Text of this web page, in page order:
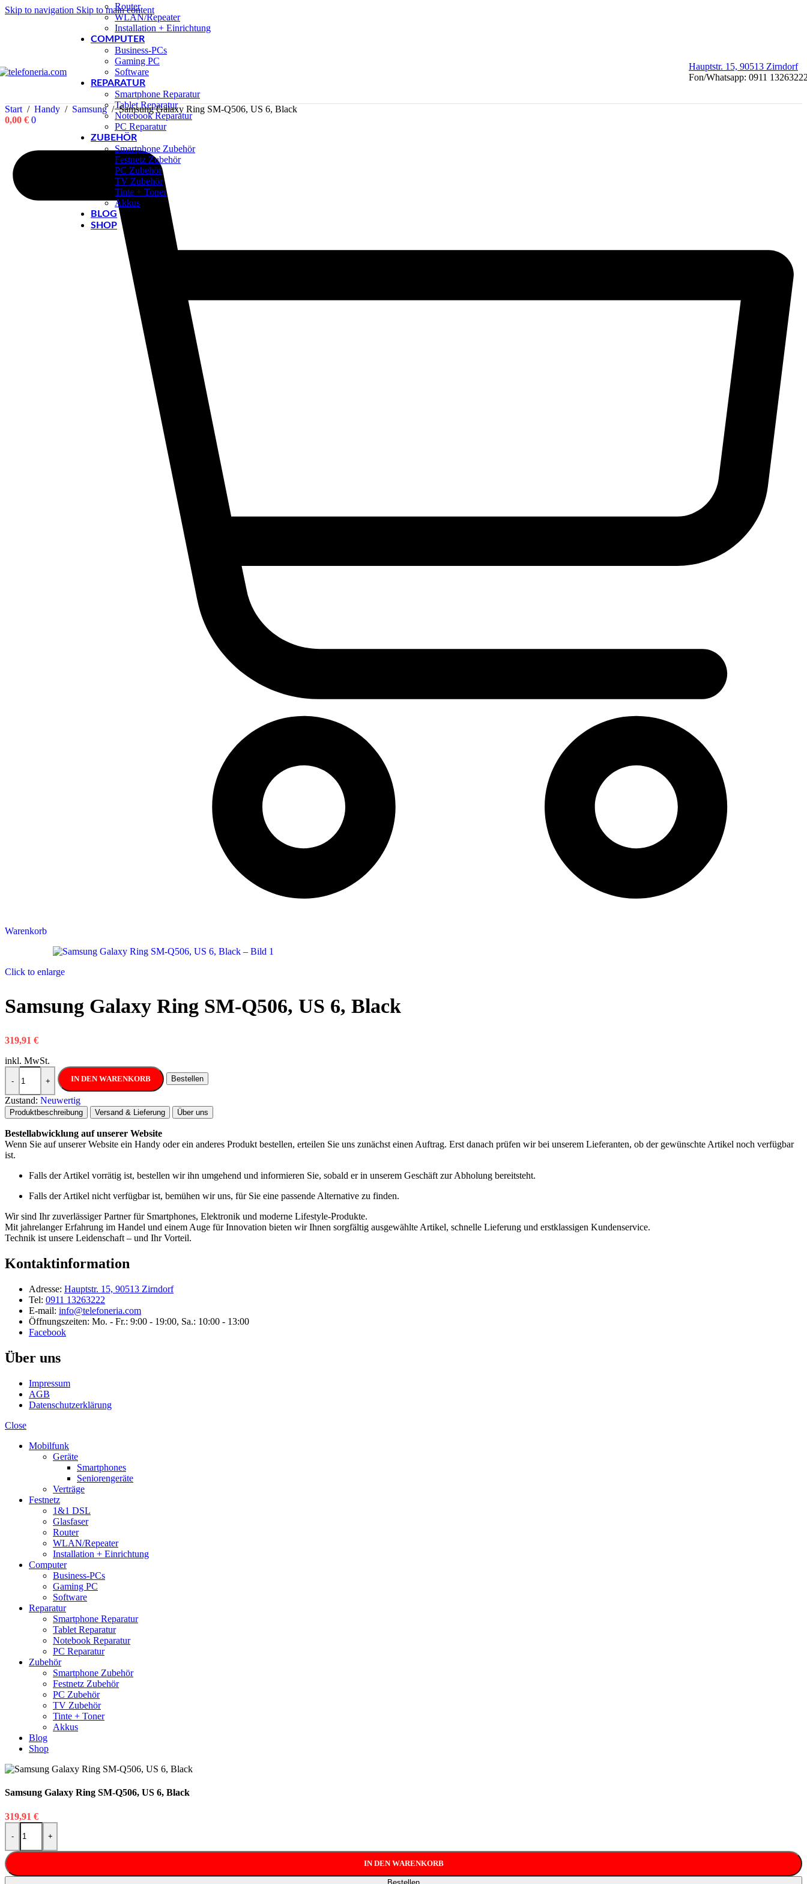
Skip to navigation Skip to main content
Router
WLAN/Repeater
Installation + Einrichtung
COMPUTER
Business-PCs
Gaming PC
Software
REPARATUR
Smartphone Reparatur
Tablet Reparatur
Notebook Reparatur
PC Reparatur
ZUBEHÖR
Smartphone Zubehör
Festnetz Zubehör
PC Zubehör
TV Zubehör
Tinte + Toner
Akkus
BLOG
SHOP
Hauptstr. 15, 90513 Zirndorf
Fon/Whatsapp: 0911
Start / Handy / Samsung / Samsung Galaxy Ring SM-Q506, US 6, Black
0,00 € 0
Warenkorb
Click to enlarge
Samsung Galaxy Ring SM-Q506, US 6, Black
319,91 €
inkl. MwSt.
-
Samsung Galaxy Ring SM-Q506, US 6, Black Menge
+ IN DEN WARENKORB Bestellen
Zustand: Neuwertig
Produktbeschreibung Versand & Lieferung Über uns
Bestellabwicklung auf unserer Website
Wenn Sie auf unserer Website ein Handy oder ein anderes Produkt bestellen, erteilen Sie uns zunächst einen Auftrag. Erst danach prüfen wir bei unserem Lieferanten, ob der gewünschte Artikel noch verfügbar
ist.
Falls der Artikel vorrätig ist, bestellen wir ihn umgehend und informieren Sie, sobald er in unserem Geschäft zur Abholung bereitsteht.
Falls der Artikel nicht verfügbar ist, bemühen wir uns, für Sie eine passende Alternative zu finden.
Wir sind Ihr zuverlässiger Partner für Smartphones, Elektronik und moderne Lifestyle-Produkte.
Mit jahrelanger Erfahrung im Handel und einem Auge für Innovation bieten wir Ihnen sorgfältig ausgewählte Artikel, schnelle Lieferung und erstklassigen Kundenservice.
Technik ist unsere Leidenschaft – und Ihr Vorteil.
Kontaktinformation
Adresse: Hauptstr. 15, 90513 Zirndorf
Tel: 0911 13263222
E-mail: info@telefoneria.com
Öffnungszeiten: Mo. - Fr.: 9:00 - 19:00, Sa.: 10:00 - 13:00
Facebook
Über uns
Impressum
AGB
Datenschutzerklärung
Close
Mobilfunk
Geräte
Smartphones
Seniorengeräte
Verträge
Festnetz
1&1 DSL
Glasfaser
Router
WLAN/Repeater
Installation + Einrichtung
Computer
Business-PCs
Gaming PC
Software
Reparatur
Smartphone Reparatur
Tablet Reparatur
Notebook Reparatur
PC Reparatur
Zubehör
Smartphone Zubehör
Festnetz Zubehör
PC Zubehör
TV Zubehör
Tinte + Toner
Akkus
Blog
Shop
Samsung Galaxy Ring SM-Q506, US 6, Black
319,91 €
-
Samsung Galaxy Ring SM-Q506, US 6, Black Menge
+
IN DEN WARENKORB